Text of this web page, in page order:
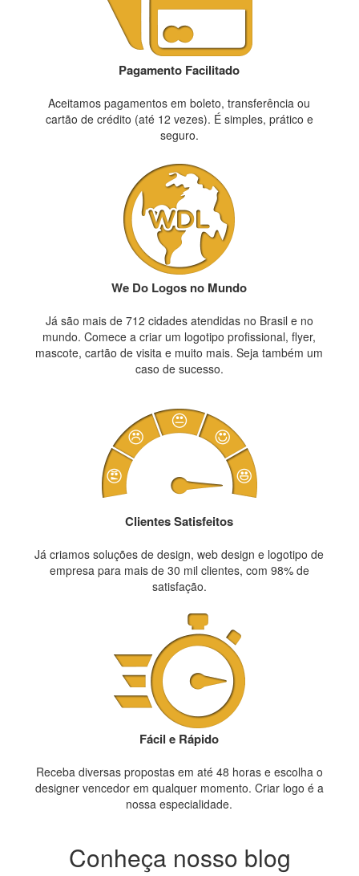
Pagamento Facilitado
Aceitamos pagamentos em boleto, transferência ou
cartão de crédito (até 12 vezes). É simples, prático e
seguro.
We Do Logos no Mundo
Já são mais de 712 cidades atendidas no Brasil e no
mundo. Comece a criar um logotipo profissional, flyer,
mascote, cartão de visita e muito mais. Seja também um
caso de sucesso.
Clientes Satisfeitos
Já criamos soluções de design, web design e logotipo de
empresa para mais de 30 mil clientes, com 98% de
satisfação.
Fácil e Rápido
Receba diversas propostas em até 48 horas e escolha o
designer vencedor em qualquer momento. Criar logo é a
nossa especialidade.
Conheça nosso blog